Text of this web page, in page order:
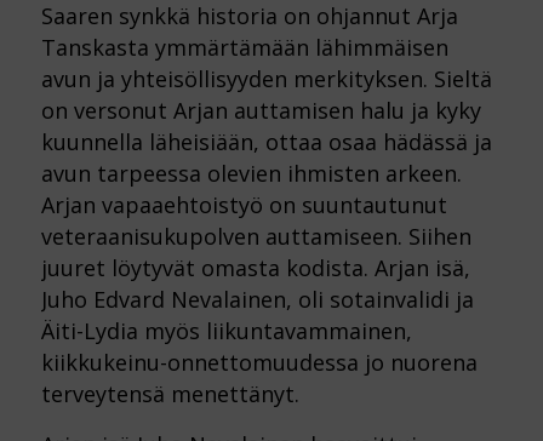
Saaren synkkä historia on ohjannut Arja
Tanskasta ymmärtämään lähimmäisen
avun ja yhteisöllisyyden merkityksen. Sieltä
on versonut Arjan auttamisen halu ja kyky
kuunnella läheisiään, ottaa osaa hädässä ja
avun tarpeessa olevien ihmisten arkeen.
Arjan vapaaehtoistyö on suuntautunut
veteraanisukupolven auttamiseen. Siihen
juuret löytyvät omasta kodista. Arjan isä,
Juho Edvard Nevalainen, oli sotainvalidi ja
Äiti-Lydia myös liikuntavammainen,
kiikkukeinu-onnettomuudessa jo nuorena
terveytensä menettänyt.